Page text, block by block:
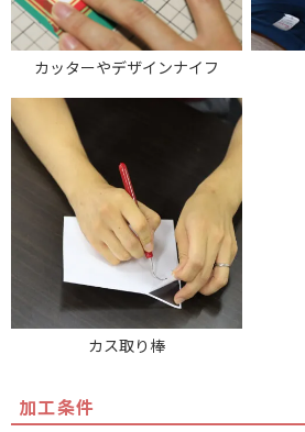
カッターやデザインナイフ
カス取り棒
加工条件